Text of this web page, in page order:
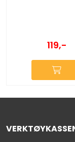
119,-